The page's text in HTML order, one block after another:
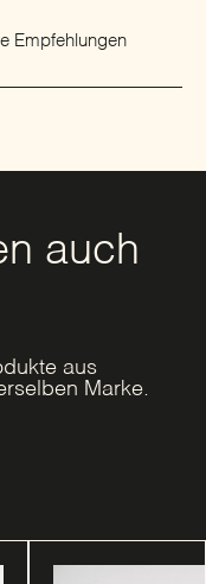
Empfehlungen
auch
aus
Marke.